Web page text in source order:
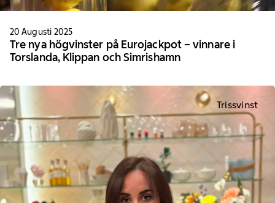
20 Augusti 2025
Tre nya högvinster på Eurojackpot – vinnare i
Torslanda, Klippan och Simrishamn
Trissvinst